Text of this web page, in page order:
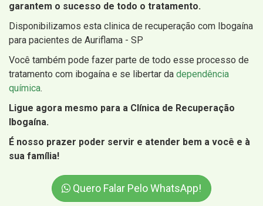
garantem o sucesso de todo o tratamento.
Disponibilizamos esta clinica de recuperação com Ibogaína
para pacientes de Auriflama - SP
Você também pode fazer parte de todo esse processo de
tratamento com ibogaína e se libertar da dependência
química.
Ligue agora mesmo para a Clínica de Recuperação
Ibogaína.
É nosso prazer poder servir e atender bem a você e à
sua família!
Quero Falar Pelo WhatsApp!